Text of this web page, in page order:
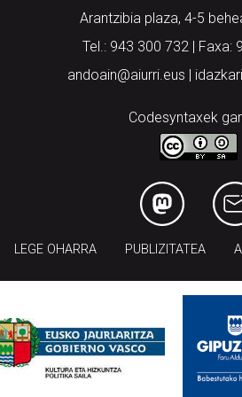
Arantzibia plaza, 4-5
Tel.: 943 300 732 | Faxa:
andoain@aiurri.eus |
Codesyntaxek
LEGE OHARRA PUBLIZITATEA